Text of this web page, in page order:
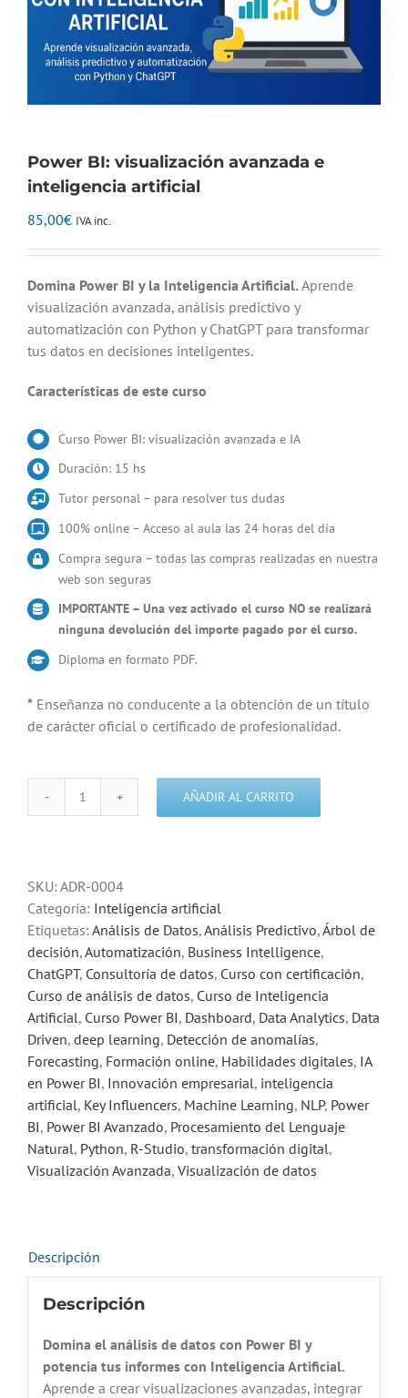
Power BI: visualización avanzada e
inteligencia artificial
85,00€ IVA inc.
Domina Power BI y la Inteligencia Artificial. Aprende
visualización avanzada, análisis predictivo y
automatización con Python y ChatGPT para transformar
tus datos en decisiones inteligentes.
Características de este curso
Curso Power BI: visualización avanzada e IA
Duración: 15 hs
Tutor personal – para resolver tus dudas
100% online – Acceso al aula las 24 horas del día
Compra segura – todas las compras realizadas en nuestra
web son seguras
IMPORTANTE – Una vez activado el curso NO se realizará
ninguna devolución del importe pagado por el curso.
Diploma en formato PDF.
* Enseñanza no conducente a la obtención de un título
de carácter oficial o certificado de profesionalidad.
Power
e
inteligencia
artificial
cantidad
AÑADIR AL CARRITO
SKU: ADR-0004
Categoría: Inteligencia artificial
Etiquetas: Análisis de Datos,Análisis Predictivo,Árbol de
decisión,Automatización, Business Intelligence,
ChatGPT, Consultoría de datos, Curso con certificación,
Curso de análisis de datos, Curso de Inteligencia
Artificial, Curso Power BI, Dashboard, Data Analytics, Data
Driven, deep learning, Detección de anomalías,
Forecasting, Formación online, Habilidades digitales, IA
en Power BI, Innovación empresarial, inteligencia
artificial, Key Influencers, Machine Learning, NLP, Power
BI, Power BI Avanzado, Procesamiento del Lenguaje
Natural, Python, R-Studio, transformación digital,
Visualización Avanzada, Visualización de datos
Descripción
Descripción
Domina el análisis de datos con Power BI y
potencia tus informes con Inteligencia Artificial.
Aprende a crear visualizaciones avanzadas, integrar